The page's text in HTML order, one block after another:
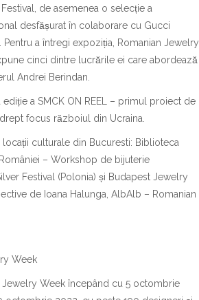
de asemenea o selecție a
desfășurat în colaborare cu Gucci
a întregi expoziția, Romanian Jewelry
cinci dintre lucrările ei care abordează
Andrei Berindan.
a SMCK ON REEL – primul proiect de
focus războiul din Ucraina.
culturale din Bucuresti: Biblioteca
– Workshop de bijuterie
Festival (Polonia) și Budapest Jewelry
de Ioana Halunga, AlbAlb – Romanian
Week
Jewelry Week începând cu 5 octombrie